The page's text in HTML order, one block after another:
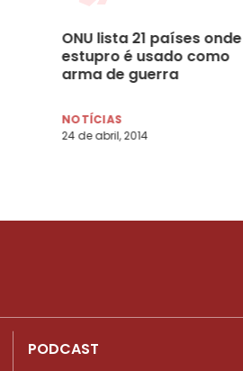
ONU lista 21 países onde
estupro é usado como
arma de guerra
NOTÍCIAS
24 de abril, 2014
PODCAST